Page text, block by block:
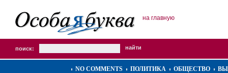
на главную
поиск:
NO COMMENTS ПОЛИТИКА ОБЩЕСТВО